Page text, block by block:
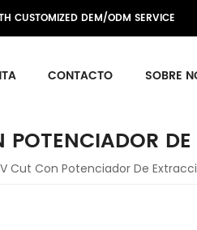
CUSTOMIZED DEM/ODM SERVICE
CONTACTO SOBRE
Cut Con Potenciador De